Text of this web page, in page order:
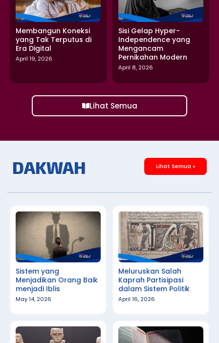
Lihat Semua
Membangun Koneksi
yang Tak Terputus di
Era Digital
April 19, 2026
Sisi Gelap Hyper-
Independence yang
Mengancam
Pernikahan Modern
April 8, 2026
DAKWAH Lihat Semua »
Sistem yang
Menjadikan Orang Baik
menjadi Iblis
May 14, 2026
Meluruskan Salah
Kaprah Partisipasi
dalam Sistem Politik
April 16, 2026